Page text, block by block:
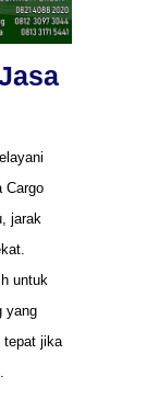
Cargo
jarak
untuk
yang
tepat jika